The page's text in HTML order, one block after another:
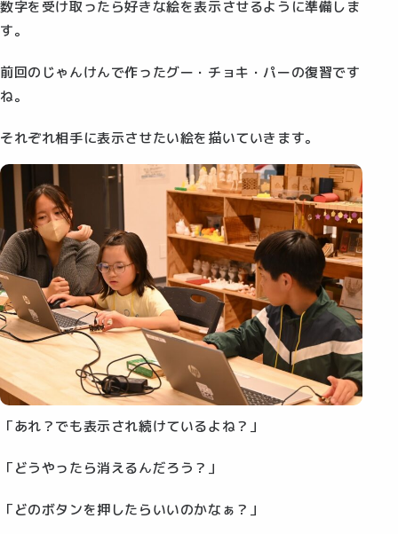
数字を受け取ったら好きな絵を表示させるように準備しま
す。
前回のじゃんけんで作ったグー・チョキ・パーの復習です
ね。
それぞれ相手に表示させたい絵を描いていきます。
「あれ？でも表示され続けているよね？」
「どうやったら消えるんだろう？」
「どのボタンを押したらいいのかなぁ？」